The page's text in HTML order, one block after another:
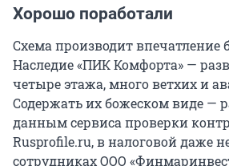
Хорошо поработали
Схема производит впечатление
Наследие «ПИК Комфорта» —
четыре этажа, много ветхих и
Содержать их божеском виде —
данным сервиса проверки
Rusprofile.ru, в налоговой даже
сотрудниках ООО